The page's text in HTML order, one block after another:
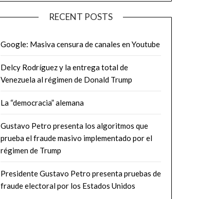
RECENT POSTS
Google: Masiva censura de canales en Youtube
Delcy Rodríguez y la entrega total de
Venezuela al régimen de Donald Trump
La “democracia” alemana
Gustavo Petro presenta los algoritmos que
prueba el fraude masivo implementado por el
régimen de Trump
Presidente Gustavo Petro presenta pruebas de
fraude electoral por los Estados Unidos